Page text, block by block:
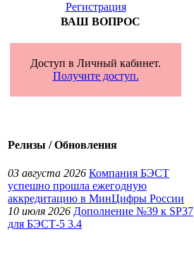
Регистрация
ВАШ ВОПРОС
Доступ в Личный кабинет.
Получите доступ.
Релизы / Обновления
03 августа 2026 Компания БЭСТ
успешно прошла ежегодную
аккредитацию в МинЦифры России
10 июля 2026 Дополнение №39 к SP37
для БЭСТ-5 3.4